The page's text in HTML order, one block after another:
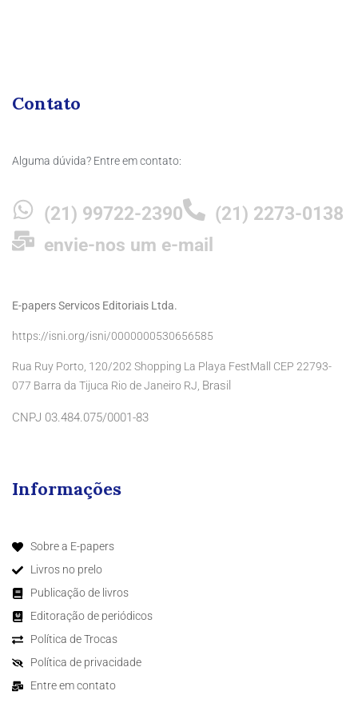
Contato
Alguma dúvida? Entre em contato:
(21) 99722-2390
(21) 2273-0138
envie-nos um e-mail
E-papers Servicos Editoriais Ltda.
https://isni.org/isni/0000000530656585
Rua Ruy Porto, 120/202 Shopping La Playa FestMall CEP 22793-
077 Barra da Tijuca Rio de Janeiro RJ, Brasil
CNPJ 03.484.075/0001-83
Informações
Sobre a E-papers
Livros no prelo
Publicação de livros
Editoração de periódicos
Política de Trocas
Política de privacidade
Entre em contato